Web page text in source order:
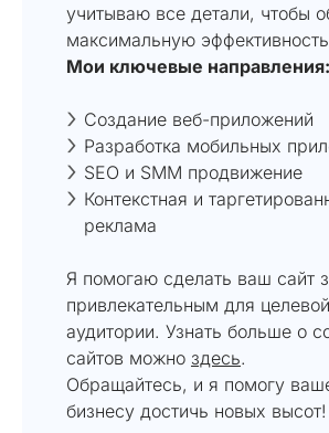
учитываю все детали, чтобы
максимальную
Мои ключевые направления:
Создание веб-приложений
Разработка мобильных
SEO и SMM продвижение
Контекстная и
реклама
Я помогаю сделать ваш сайт
привлекательным для целевой
аудитории. Узнать больше о
сайтов можно здесь.
Обращайтесь, и я помогу
бизнесу достичь новых высот!